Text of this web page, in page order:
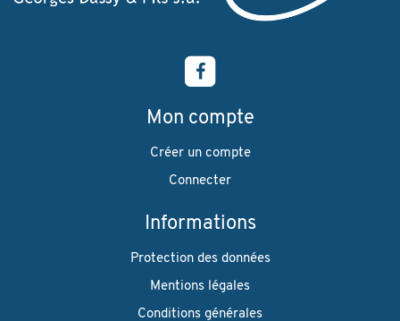
Mon compte
Créer un compte
Connecter
Informations
Protection des données
Mentions légales
Conditions générales